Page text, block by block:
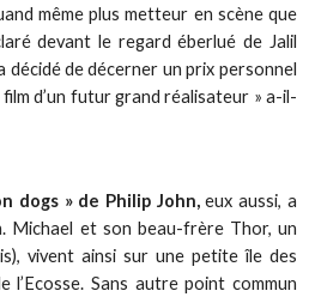
même plus metteur en scène que
devant le regard éberlué de Jalil
de décerner un prix personnel
d’un futur grand réalisateur » a-il-
dogs » de Philip John,eux aussi, a
Michael et son beau-frère Thor, un
vivent ainsi sur une petite île des
l’Ecosse. Sans autre point commun